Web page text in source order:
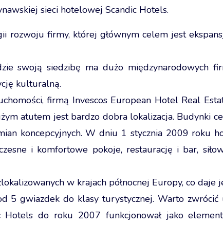
sieci hotelowej Scandic Hotels.
rozwoju firmy, której głównym celem jest
swoją siedzibę ma dużo międzynarodowych
kulturalną.
firmą Invescos European Hotel Real
atutem jest bardzo dobra lokalizacja. Budynki
koncepcyjnych. W dniu 1 stycznia 2009 roku
i komfortowe pokoje, restaurację i bar,
w krajach północnej Europy, co daje
5 gwiazdek do klasy turystycznej. Warto zwrócić
do roku 2007 funkcjonował jako